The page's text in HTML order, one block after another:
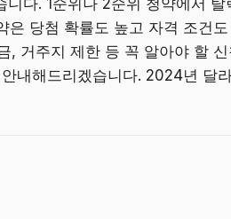
다. 1순위나 2순위 청약에서 탈
은 당첨 확률도 높고 자격 조건
, 거주지 제한 등 꼭 알아야 할 신
내해드리겠습니다. 2024년 달